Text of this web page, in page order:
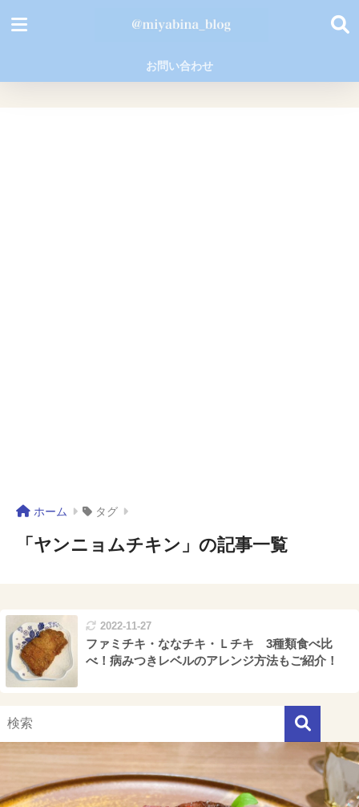
お問い合わせ
ホーム タグ
「ヤンニョムチキン」の記事一覧
2022-11-27
ファミチキ・ななチキ・Ｌチキ 3種類食べ比
べ！病みつきレベルのアレンジ方法もご紹介！